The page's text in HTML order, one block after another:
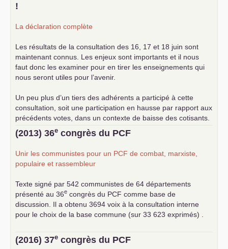
!
La déclaration complète
Les résultats de la consultation des 16, 17 et 18 juin sont
maintenant connus. Les enjeux sont importants et il nous
faut donc les examiner pour en tirer les enseignements qui
nous seront utiles pour l’avenir.
Un peu plus d’un tiers des adhérents a participé à cette
consultation, soit une participation en hausse par rapport aux
précédents votes, dans un contexte de baisse des cotisants.
... lire la suite
(2013) 36e congrès du PCF
Unir les communistes pour un PCF de combat, marxiste,
populaire et rassembleur
Texte signé par 542 communistes de 64 départements
présenté au 36e congrès du PCF comme base de
discussion. Il a obtenu 3694 voix à la consultation interne
pour le choix de la base commune (sur 33 623 exprimés) .
(2016) 37e congrès du PCF